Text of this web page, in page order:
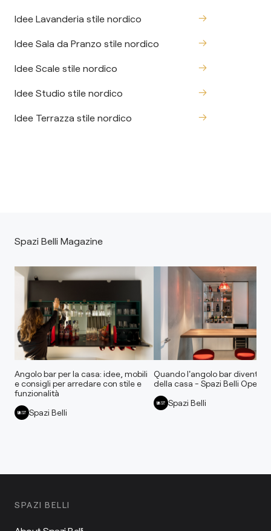
Idee Lavanderia stile nordico
Idee Sala da Pranzo stile nordico
Idee Scale stile nordico
Idee Studio stile nordico
Idee Terrazza stile nordico
Spazi Belli Magazine
Angolo bar per la casa: idee, mobili
e consigli per arredare con stile e
funzionalità
Spazi Belli
Quando l'angolo bar diventa il
della casa - Spazi Belli Open
Spazi Belli
SPAZI BELLI